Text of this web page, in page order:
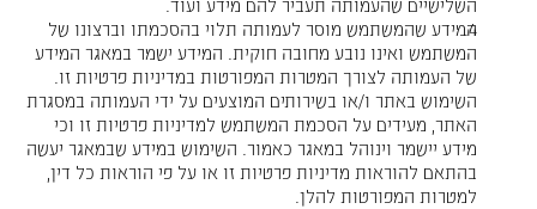
המידע שהמשתמש מוסר לעמותה תלוי בהסכמתו וברצונו של
המשתמש ואינו נובע מחובה חוקית. המידע ישמר במאגר המידע
של העמותה לצורך המטרות המפורטות במדיניות פרטיות זו.
השימוש באתר ו/או בשירותים המוצעים על ידי העמותה במסגרת
האתר, מעידים על הסכמת המשתמש למדיניות פרטיות זו וכי
מידע יישמר וינוהל במאגר כאמור. השימוש במידע שבמאגר יעשה
בהתאם להוראות מדיניות פרטיות זו או על פי הוראות כל דין,
למטרות המפורטות להלן.